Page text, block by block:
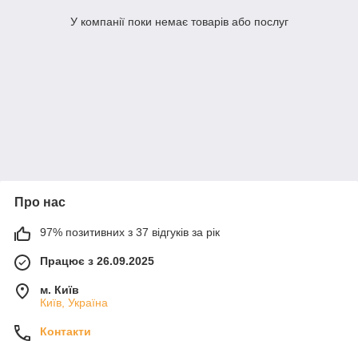
У компанії поки немає товарів або послуг
Про нас
97% позитивних з 37 відгуків за рік
Працює з 26.09.2025
м. Київ
Київ, Україна
Контакти